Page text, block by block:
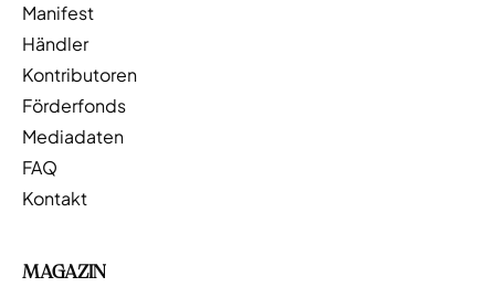
Manifest
Händler
Kontributoren
Förderfonds
Mediadaten
FAQ
Kontakt
MAGAZIN